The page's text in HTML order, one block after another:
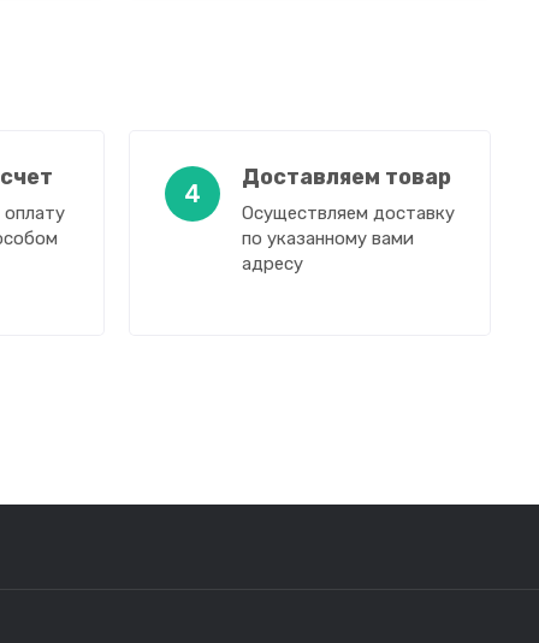
4
Доставляем товар
Осуществляем доставку
по указанному вами
адресу